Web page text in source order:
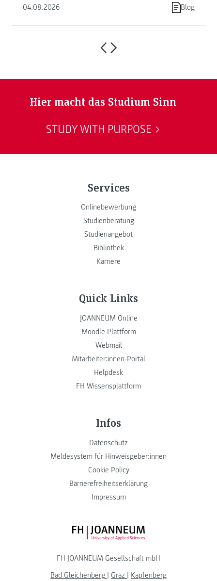
04.08.2026 Blog
Hier macht das Studium Sinn
STUDY WITH PURPOSE
Services
Onlinebewerbung
Studienberatung
Studienangebot
Bibliothek
Karriere
Quick Links
JOANNEUM Online
Moodle Plattform
Webmail
Mitarbeiter:innen-Portal
Helpdesk
FH Wissensplattform
Infos
Datenschutz
Meldesystem für Hinweisgeber:innen
Cookie Policy
Barrierefreiheitserklärung
Impressum
FH JOANNEUM Logo
FH JOANNEUM Gesellschaft mbH
Bad Gleichenberg
Graz
Kapfenberg